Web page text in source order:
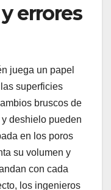
errores
juega un papel
superficies
bruscos de
deshielo pueden
en los poros
su volumen y
con cada
los ingenieros